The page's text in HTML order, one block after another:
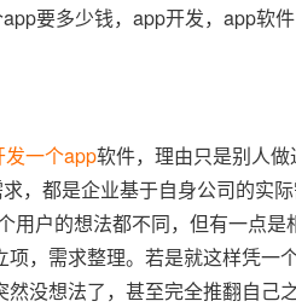
发一个app软件，理由只是别人
，都是企业基于自身公司的实
户的想法都不同，但有一点
，需求整理。若是就这样凭一
没想法了，甚至完全推翻自己